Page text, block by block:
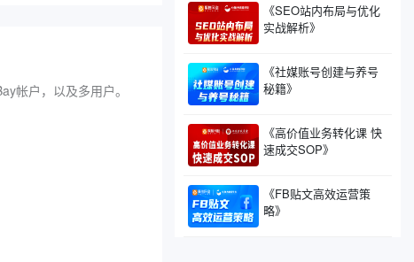
帐户，以及多用户。
《SEO站内布局与优化
实战解析》
《社媒账号创建与养号
秘籍》
《高价值业务转化课 快
速成交SOP》
《FB贴文高效运营策
略》